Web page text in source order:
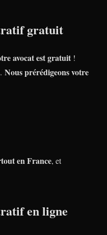
gratuit
avocat est gratuit !
Nous prérédigeons votre
en France, et
en ligne